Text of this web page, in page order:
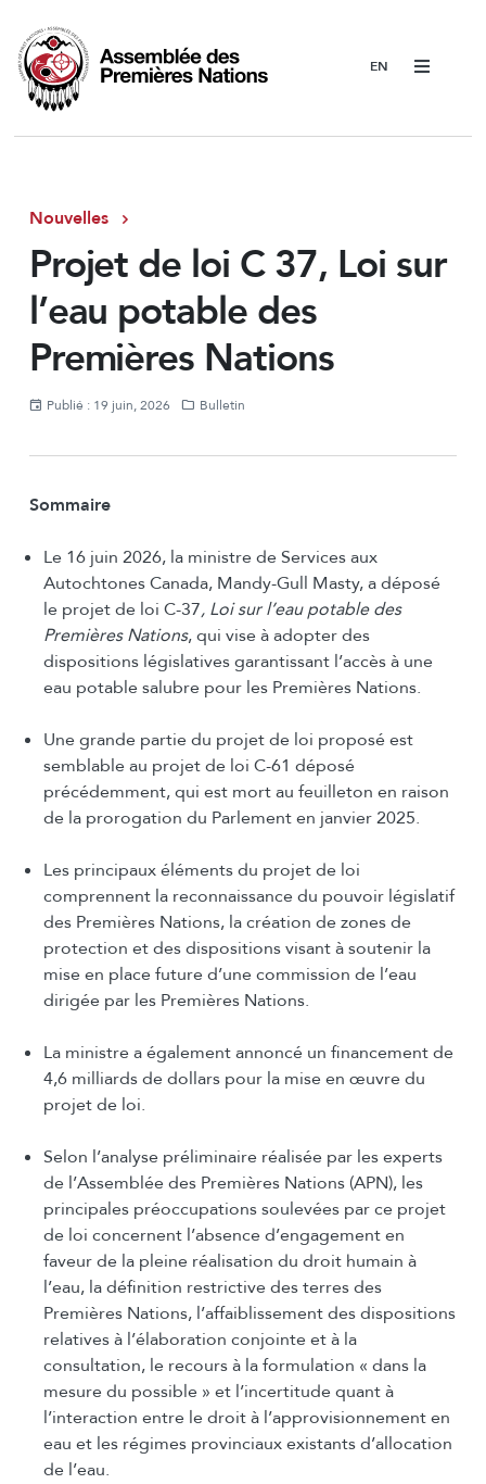
Menu
Nouvelles
Projet de loi C 37, Loi sur
l’eau potable des
Premières Nations
Publié : 19 juin, 2026 Bulletin
Sommaire
Le 16 juin 2026, la ministre de Services aux
Autochtones Canada, Mandy-Gull Masty, a déposé
le projet de loi C-37, Loi sur l’eau potable des
Premières Nations, qui vise à adopter des
dispositions législatives garantissant l’accès à une
eau potable salubre pour les Premières Nations.
Une grande partie du projet de loi proposé est
semblable au projet de loi C-61 déposé
précédemment, qui est mort au feuilleton en raison
de la prorogation du Parlement en janvier 2025.
Les principaux éléments du projet de loi
comprennent la reconnaissance du pouvoir législatif
des Premières Nations, la création de zones de
protection et des dispositions visant à soutenir la
mise en place future d’une commission de l’eau
dirigée par les Premières Nations.
La ministre a également annoncé un financement de
4,6 milliards de dollars pour la mise en œuvre du
projet de loi.
Selon l’analyse préliminaire réalisée par les experts
de l’Assemblée des Premières Nations (APN), les
principales préoccupations soulevées par ce projet
de loi concernent l’absence d’engagement en
faveur de la pleine réalisation du droit humain à
l’eau, la définition restrictive des terres des
Premières Nations, l’affaiblissement des dispositions
relatives à l’élaboration conjointe et à la
consultation, le recours à la formulation « dans la
mesure du possible » et l’incertitude quant à
l’interaction entre le droit à l’approvisionnement en
eau et les régimes provinciaux existants d’allocation
de l’eau.